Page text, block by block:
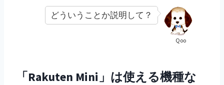
Qoo
どういうことか説明して？
「Rakuten Mini」は使える機種な